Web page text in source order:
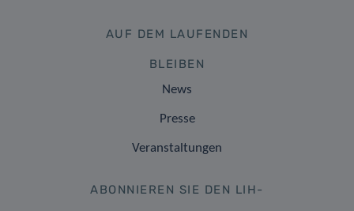
AUF DEM LAUFENDEN
BLEIBEN
News
Presse
Veranstaltungen
ABONNIEREN SIE DEN LIH-